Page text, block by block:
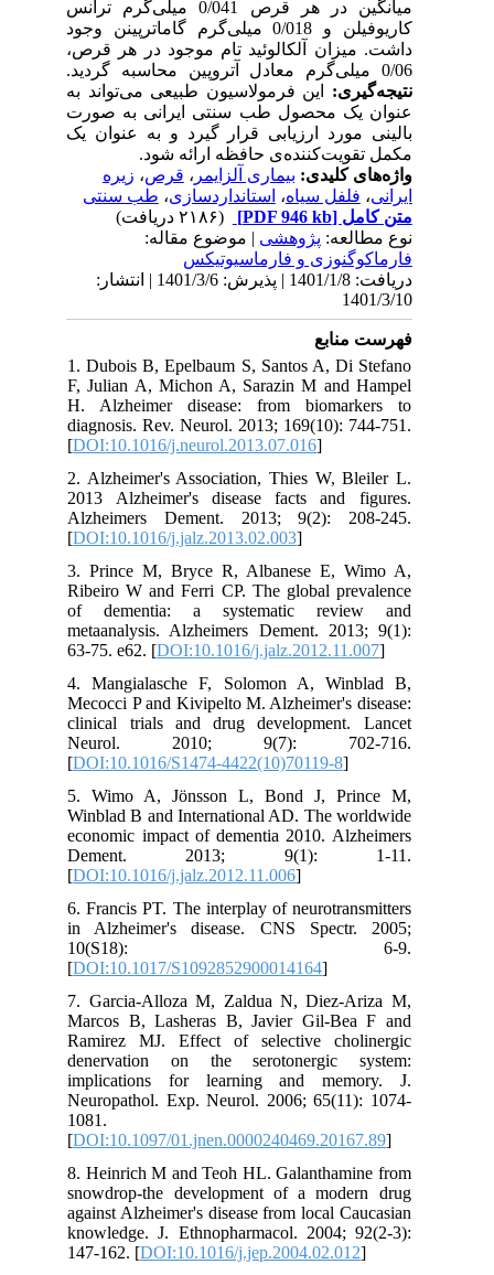
میانگین در هر قرص 0/041 میلی‌گرم ترانس
کاریوفیلن و 0/018 میلی‌گرم گاماترپینن وجود
داشت. میزان آلکالوئید تام موجود در هر قرص،
0/06 میلی‌گرم معادل آتروپین محاسبه گردید.
نتیجه‌گیری:این فرمولاسیون طبیعی می‌تواند به
عنوان یک محصول طب سنتی ایرانی به صورت
بالینی مورد ارزیابی قرار گیرد و به عنوان یک
مکمل تقویت‌کننده‌ی حافظه ارائه شود.
واژه‌های کلیدی:بیماری آلزایمر ،قرص ،زیره
ایرانی ،فلفل سیاه،استانداردسازی، طب سنتی
متن کامل[PDF 946 kb]
(۲۱۸۶ دریافت)
نوع مطالعه:پژوهشی| موضوع مقاله:
فارماكوگنوزی و فارماسيوتيكس
دریافت: 1401/1/8 | پذیرش: 1401/3/6 | انتشار:
1401/3/10
فهرست منابع
1. Dubois B, Epelbaum S, Santos A, Di Stefano
F, Julian A, Michon A, Sarazin M and Hampel
H. Alzheimer disease: from biomarkers to
diagnosis. Rev. Neurol. 2013; 169(10): 744-751.
[DOI:10.1016/j.neurol.2013.07.016
2. Alzheimer's Association, Thies W, Bleiler L.
2013 Alzheimer's disease facts and figures.
Alzheimers Dement. 2013; 9(2): 208-245.
[DOI:10.1016/j.jalz.2013.02.003
3. Prince M, Bryce R, Albanese E, Wimo A,
Ribeiro W and Ferri CP. The global prevalence
of dementia: a systematic review and
metaanalysis. Alzheimers Dement. 2013; 9(1):
63-75. e62. [DOI:10.1016/j.jalz.2012.11.007
4. Mangialasche F, Solomon A, Winblad B,
Mecocci P and Kivipelto M. Alzheimer's disease:
clinical trials and drug development. Lancet
Neurol. 2010; 9(7): 702-716.
[DOI:10.1016/S1474-4422(10)70119-8
5. Wimo A, Jönsson L, Bond J, Prince M,
Winblad B and International AD. The worldwide
economic impact of dementia 2010. Alzheimers
Dement. 2013; 9(1): 1-11.
[DOI:10.1016/j.jalz.2012.11.006
6. Francis PT. The interplay of neurotransmitters
in Alzheimer's disease. CNS Spectr. 2005;
10(S18): 6-9.
[DOI:10.1017/S1092852900014164
7. Garcia-Alloza M, Zaldua N, Diez-Ariza M,
Marcos B, Lasheras B, Javier Gil-Bea F and
Ramirez MJ. Effect of selective cholinergic
denervation on the serotonergic system:
implications for learning and memory. J.
Neuropathol. Exp. Neurol. 2006; 65(11): 1074-
1081.
[DOI:10.1097/01.jnen.0000240469.20167.89
8. Heinrich M and Teoh HL. Galanthamine from
snowdrop-the development of a modern drug
against Alzheimer's disease from local Caucasian
knowledge. J. Ethnopharmacol. 2004; 92(2-3):
147-162. [DOI:10.1016/j.jep.2004.02.012